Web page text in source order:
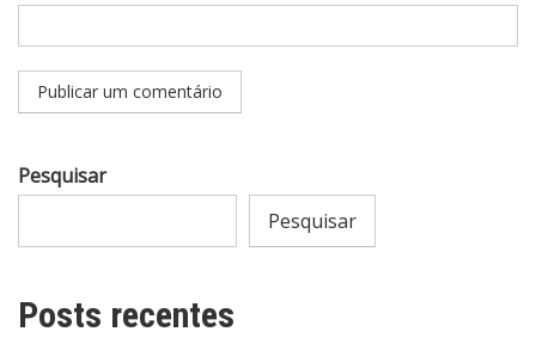
Pesquisar
Pesquisar
Posts recentes